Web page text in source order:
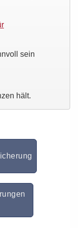
sein
hält.